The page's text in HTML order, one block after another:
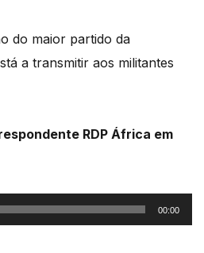
do maior partido da
a transmitir aos militantes
RDP África em
00:00